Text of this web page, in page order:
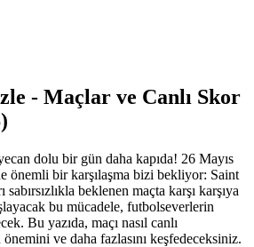
- Maçlar ve Canlı Skor
dolu bir gün daha kapıda! 26 Mayıs
önemli bir karşılaşma bizi bekliyor: Saint
beklenen maçta karşı karşıya
bu mücadele, futbolseverlerin
Bu yazıda, maçı nasıl canlı
ve daha fazlasını keşfedeceksiniz.